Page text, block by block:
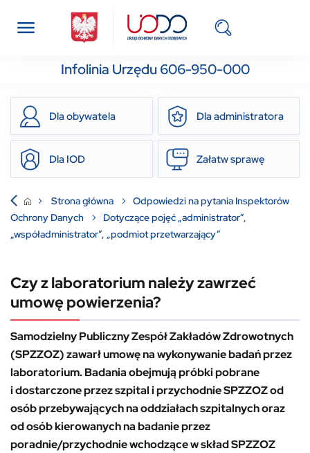
Infolinia Urzędu 606-950-000
Dla obywatela Dla administratora
Dla IOD Załatw sprawę
Strona główna
Odpowiedzi na pytania Inspektorów
Ochrony Danych
Dotyczące pojęć „administrator”,
„współadministrator”, „podmiot przetwarzający”
Czy z laboratorium należy zawrzeć
umowę powierzenia?
Samodzielny Publiczny Zespół Zakładów Zdrowotnych
(SPZZOZ) zawarł umowę na wykonywanie badań przez
laboratorium. Badania obejmują próbki pobrane
i dostarczone przez szpital i przychodnie SPZZOZ od
osób przebywających na oddziałach szpitalnych oraz
od osób kierowanych na badanie przez
poradnie/przychodnie wchodzące w skład SPZZOZ